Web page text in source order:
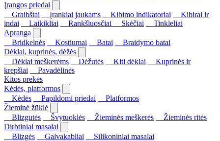
Įrangos priedai
Graibštai
Įrankiai jaukams Kibimo indikatoriai
Kibirai ir
indai
Laikikliai Rankšluosčiai Skėčiai
Tinkleliai
Apranga
Bridkelnės
Kostiumai Batai
Braidymo batai
Dėklai, kuprinės, dėžės
Dėklai meškerėms
Dėžutės Kiti dėklai
Kuprinės ir
krepšiai
Pavadėlinės
Kitos prekės
Kėdės, platformos
Kėdės
Papildomi priedai
Platformos
Žieminė žūklė
Blizgutės
Švytuoklės Žieminės meškerės
Žieminės ritės
Dirbtiniai masalai
Blizgės
Galvakabliai
Silikoniniai masalai